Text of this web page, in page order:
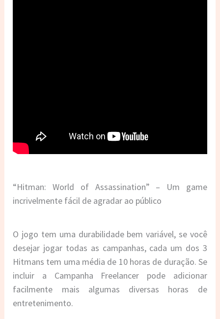
“Hitman: World of Assassination” – Um game
incrivelmente fácil de agradar ao público
O jogo tem uma durabilidade bem variável, se você
desejar jogar todas as campanhas, cada um dos 3
Hitmans tem uma média de 10 horas de duração. Se
incluir a Campanha Freelancer pode adicionar
facilmente mais algumas diversas horas de
entretenimento.